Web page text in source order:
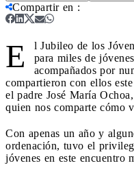
Compartir en :
E
l Jubileo de los
para miles de
acompañados por
compartieron con ellos
el padre José María
quien nos comparte cómo
Con apenas un año y
ordenación, tuvo el
jóvenes en este encuentro